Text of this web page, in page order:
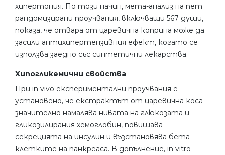
хипертония. По този начин, мета-анализ на пет
рандомизирани проучвания, включващи 567 души,
показа, че отвара от царевична коприна може да
засили антихипертензивния ефект, когато се
използва заедно със синтетични лекарства.
Хипогликемични свойства
При in vivo експериментални проучвания е
установено, че екстрактът от царевична коса
значително намалява нивата на глюкозата и
гликозилирания хемоглобин, повишава
секрецията на инсулин и възстановява бета
клетките на панкреаса. В допълнение, in vitro